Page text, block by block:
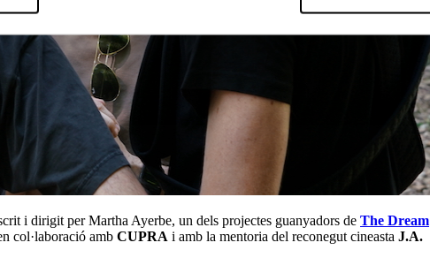
i dirigit per Martha Ayerbe, un dels projectes guanyadors de The Dream
col·laboració amb CUPRA i amb la mentoria del reconegut cineasta J.A.